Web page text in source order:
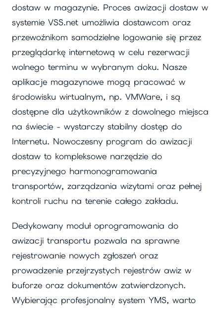
dostaw w magazynie. Proces awizacji dostaw w
systemie VSS.net umożliwia dostawcom oraz
przewoźnikom samodzielne logowanie się przez
przeglądarkę internetową w celu rezerwacji
wolnego terminu w wybranym doku. Nasze
aplikacje magazynowe mogą pracować w
środowisku wirtualnym, np. VMWare, i są
dostępne dla użytkowników z dowolnego miejsca
na świecie - wystarczy stabilny dostęp do
Internetu. Nowoczesny program do awizacji
dostaw to kompleksowe narzędzie do
precyzyjnego harmonogramowania
transportów, zarządzania wizytami oraz pełnej
kontroli ruchu na terenie całego zakładu.
Dedykowany moduł oprogramowania do
awizacji transportu pozwala na sprawne
rejestrowanie nowych zgłoszeń oraz
prowadzenie przejrzystych rejestrów awiz w
buforze oraz dokumentów zatwierdzonych.
Wybierając profesjonalny system YMS, warto